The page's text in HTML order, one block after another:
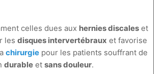
celles dues aux hernies discales et
les disques intervertébraux et favorise
chirurgiepour les patients souffrant de
durable etsans douleur.